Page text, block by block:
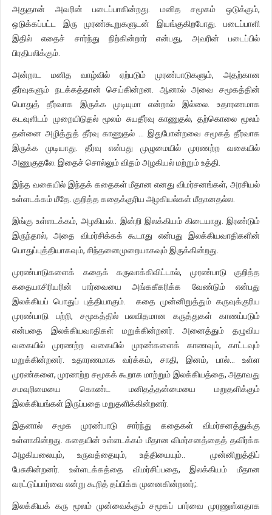
அதுதான் அவரின் படைப்பாகின்றது. மனித சமூகம் ஒடுக்கும்,
ஒடுக்கப்பட்ட இரு முரண்கூறுகளுடன் இயங்குகிறபோது. படைப்பாளி
இதில் எதைச் சார்ந்து நிற்கின்றார் என்பது, அவரின் படைப்பில்
பிரதிபலிக்கும்.
அன்றாட மனித வாழ்வில் ஏற்படும் முரண்பாடுகளும், அதற்கான
தீர்வுகளும் நடக்கத்தான் செய்கின்றன. ஆனால் அவை சமூகத்தின்
பொதுத் தீர்வாக இருக்க முடியுமா என்றால் இல்லை. உதாரணமாக
கடவுளிடம் முறையிடுதல் மூலம் சுயதீர்வு காணுதல், தற்கொலை மூலம்
தன்னை அழித்துத் தீர்வு காணுதல் … இதுபோன்றவை சமூகத் தீர்வாக
இருக்க முடியாது. தீர்வு என்பது முழுமையில் முரணற்ற வகையில்
அணுகுதலே. இதைச் சொல்லும் விதம் அழகியல் மற்றும் உத்தி.
இந்த வகையில் இந்தக் கதைகள் மீதான எனது விமர்சனங்கள், அரசியல்
உள்ளடக்கம் மீதே. குறித்த கதைக்குரிய அழகியல்கள் மீதானதல்ல.
இங்கு உள்ளடக்கம், அழகியல்.. இன்றி இலக்கியம் கிடையாது. இரண்டும்
இருந்தால், அதை விமர்சிக்கக் கூடாது என்பது இலக்கியவாதிகளின்
பொதுப்புத்தியாகவும், சிந்தனைமுறையாகவும் இருக்கின்றது.
முரண்பாடுகளைக் கதைக் கருவாக்கிவிட்டால், முரண்பாடு குறித்த
கதையாசிரியரின் பார்வையை அங்ககீகரிக்க வேண்டும் என்பது
இலக்கியப் பொதுப் புத்தியாகும். கதை முன்னிறுத்தும் கருவுக்குரிய
முரண்பாடு பற்றி, சமூகத்தில் பலவிதமான கருத்துகள் காணப்படும்
என்பதை இலக்கியவாதிகள் மறுக்கின்றனர். அனைத்தும் தழுவிய
வகையில் முரணற்ற வகையில் முரண்களைக் காணவும், காட்டவும்
மறுக்கின்றனர். உதாரணமாக வர்க்கம், சாதி, இனம், பால்… உள்ள
முரண்களை, முரணற்ற சமூகக் கூறாக மாற்றும் இலக்கியத்தை, அதாவது
சமவுரிமையை கொண்ட மனிதத்தன்மையை மறுதளிக்கும்
இலக்கியங்கள் இருப்பதை மறுதளிக்கின்றனர்.
இதனால் சமூக முரண்பாடு சார்ந்து கதைகள் விமர்சனத்துக்கு
உள்ளாகின்றது. கதையின் உள்ளடக்கம் மீதான விமர்சனத்தைத் தவிர்க்க
அழகியலையும், உருவத்தையும், உத்தியையும்.. முன்னிறுத்திப்
பேசுகின்றனர். உள்ளடக்கத்தை விமர்சிப்பதை, இலக்கியம் மீதான
வரட்டுப்பார்வை என்று கூறித் தப்பிக்க முனைகின்றனர்;.
இலக்கியக் கரு மூலம் முன்வைக்கும் சமூகப் பார்வை முரணுள்ளதாக